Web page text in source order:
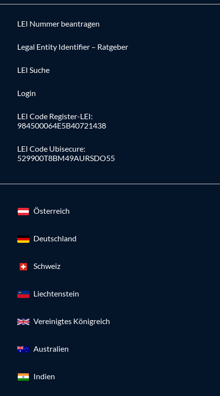
LEI Nummer beantragen
Legal Entity Identifier – Ratgeber
LEI Suche
Login
LEI Code Register-LEI:
984500064E5B40721438
LEI Code Ubisecure:
529900T8BM49AURSDO55
Österreich
Deutschland
Schweiz
Liechtenstein
Vereinigtes Königreich
Australien
Indien